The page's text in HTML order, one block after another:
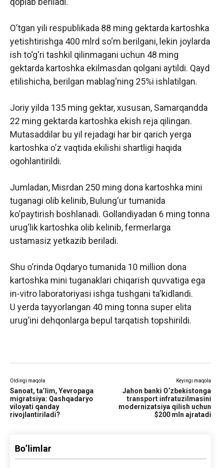
O‘tgan yili respublikada 88 ming gektarda kartoshka
yetishtirishga 400 mlrd so‘m berilgani, lekin joylarda
ish to‘g‘ri tashkil qilinmagani uchun 48 ming
gektarda kartoshka ekilmasdan qolgani aytildi. Qayd
etilishicha, berilgan mablag‘ning 25%i ishlatilgan.
Joriy yilda 135 ming gektar, xususan, Samarqandda
22 ming gektarda kartoshka ekish reja qilingan.
Mutasaddilar bu yil rejadagi har bir qarich yerga
kartoshka o‘z vaqtida ekilishi shartligi haqida
ogohlantirildi.
Jumladan, Misrdan 250 ming dona kartoshka mini
tuganagi olib kelinib, Bulung‘ur tumanida
ko‘paytirish boshlanadi. Gollandiyadan 6 ming tonna
urug‘lik kartoshka olib kelinib, fermerlarga
ustamasiz yetkazib beriladi.
Shu o‘rinda Oqdaryo tumanida 10 million dona
kartoshka mini tuganaklari chiqarish quvvatiga ega
in-vitro laboratoriyasi ishga tushgani ta‘kidlandi.
U yerda tayyorlangan 40 ming tonna super elita
urug‘ini dehqonlarga bepul tarqatish topshirildi.
Oldingi maqola
Sanoat, taʼlim, Yevropaga
migratsiya: Qashqadaryo
viloyati qanday
rivojlantiriladi?
Keyingi maqola
Jahon banki O‘zbekistonga
transport infratuzilmasini
modernizatsiya qilish uchun
$200 mln ajratadi
Bo‘limlar